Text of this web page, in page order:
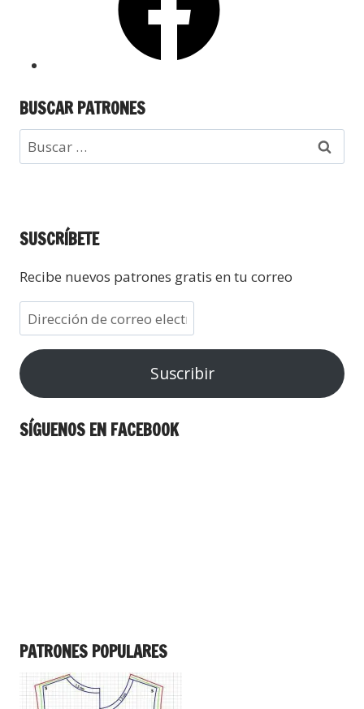
BUSCAR PATRONES
SUSCRÍBETE
Recibe nuevos patrones gratis en tu correo
Suscribir
SÍGUENOS EN FACEBOOK
PATRONES POPULARES